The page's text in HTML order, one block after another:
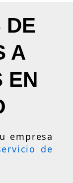
DE
A
EN
empresa
de